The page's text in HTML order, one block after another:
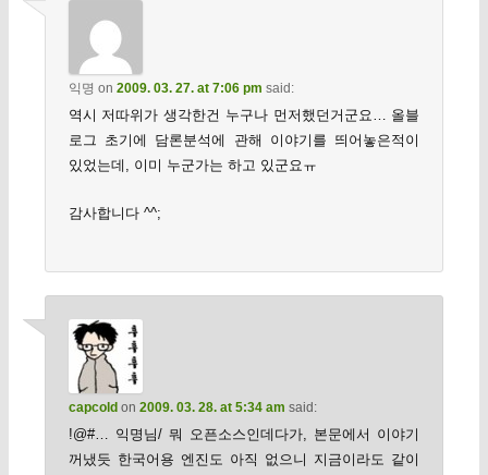
익명 on 2009. 03. 27. at 7:06 pm said:
역시 저따위가 생각한건 누구나 먼저했던거군요… 올블
로그 초기에 담론분석에 관해 이야기를 띄어놓은적이
있었는데, 이미 누군가는 하고 있군요ㅠ
감사합니다 ^^;
capcold on 2009. 03. 28. at 5:34 am said:
!@#… 익명님/ 뭐 오픈소스인데다가, 본문에서 이야기
꺼냈듯 한국어용 엔진도 아직 없으니 지금이라도 같이